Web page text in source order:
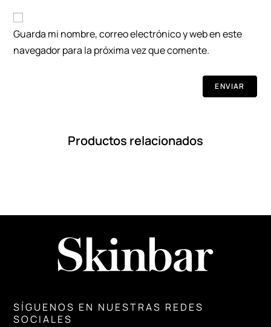
Guarda mi nombre, correo electrónico y web en este
navegador para la próxima vez que comente.
Productos relacionados
SÍGUENOS EN NUESTRAS REDES
SOCIALES